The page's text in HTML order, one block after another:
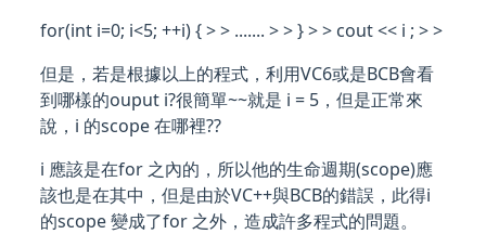
for(int i=0; i<5; ++i) { > > ....... > > } > > cout << i ; > >
但是，若是根據以上的程式，利用VC6或是BCB會看
到哪樣的ouput i?很簡單~~就是 i = 5，但是正常來
說，i 的scope 在哪裡??
i 應該是在for 之內的，所以他的生命週期(scope)應
該也是在其中，但是由於VC++與BCB的錯誤，此得i
的scope 變成了for 之外，造成許多程式的問題。